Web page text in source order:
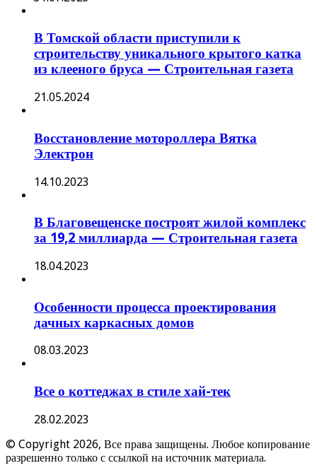
В Томской области приступили к
строительству уникального крытого катка
из клееного бруса — Строительная газета
21.05.2024
Восстановление мотороллера Вятка
Электрон
14.10.2023
В Благовещенске построят жилой комплекс
за 19,2 миллиарда — Строительная газета
18.04.2023
Особенности процесса проектирования
дачных каркасных домов
08.03.2023
Все о коттеджах в стиле хай-тек
28.02.2023
© Copyright 2026, Все права защищены. Любое копирование
разрешенно только с ссылкой на источник материала.